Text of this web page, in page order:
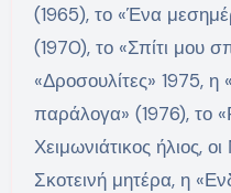
(1965), το «Ένα
(1970), το «Σπίτι μου
«Δροσουλίτες» 1975, η
παράλογα» (1976), το
Χειμωνιάτικος ήλιος,
Σκοτεινή μητέρα, η